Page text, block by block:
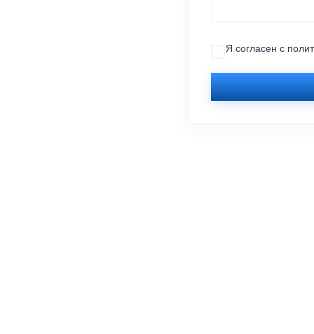
Я согласен с